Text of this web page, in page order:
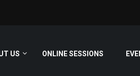
US ONLINE SESSIONS